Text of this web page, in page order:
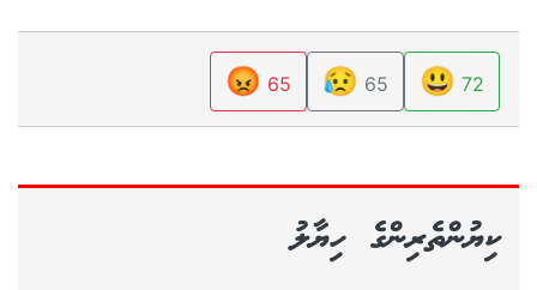
72
😃
65
😥
65
😡
ކިޔުންތެރިންގެ ހިޔާލު